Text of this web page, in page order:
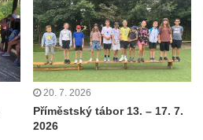
20. 7. 2026
Příměstský tábor 13. – 17. 7.
2026